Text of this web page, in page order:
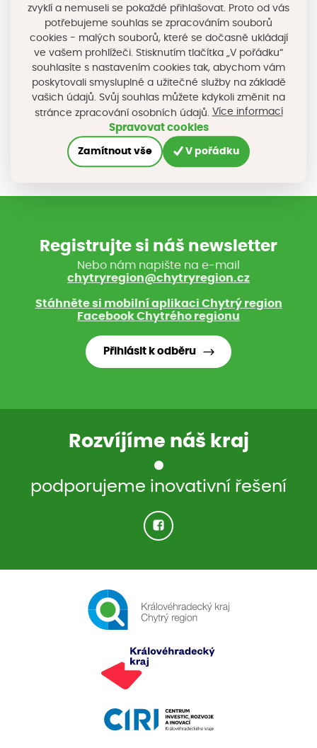
Sdílejte na sociálních sítích
Registrujte si náš newsletter
Nebo nám napište na e-mail
chytryregion@chytryregion.cz
Stáhněte si mobilní aplikaci Chytrý region
Facebook Chytrého regionu
Přihlásit k odběru
Rozvíjíme náš kraj
podporujeme inovativní řešení
zvyklí a nemuseli se pokaždé přihlašovat. Proto od vás
potřebujeme souhlas se zpracováním souborů
cookies - malých souborů, které se dočasně ukládají
ve vašem prohlížeči. Stisknutím tlačítka „V pořádku“
souhlasíte s nastavením cookies tak, abychom vám
poskytovali smysluplné a užitečné služby na základě
vašich údajů. Svůj souhlas můžete kdykoli změnit na
stránce zpracování osobních údajů. Více informací
Spravovat cookies
Zamítnout vše V pořádku